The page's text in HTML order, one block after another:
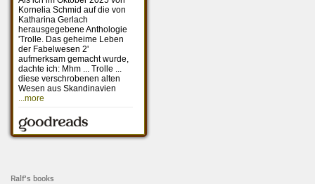
Ralf's books